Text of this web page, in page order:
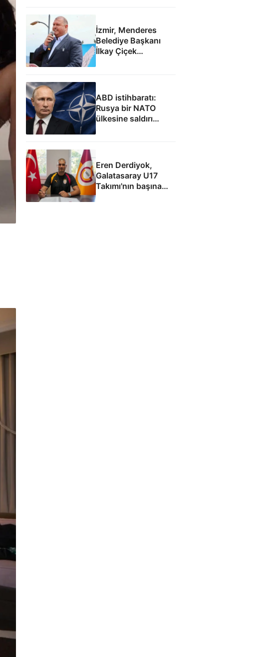
İzmir, Menderes
Belediye Başkanı
İlkay Çiçek
ABD istihbaratı:
Rusya bir NATO
ülkesine saldırı
düzenleyebilir
Eren Derdiyok,
Galatasaray U17
Takımı'nın başına
geçti